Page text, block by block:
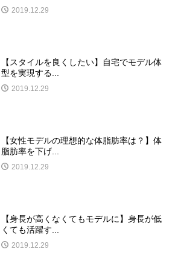
2019.12.29
【スタイルを良くしたい】自宅でモデル体
型を実現する...
2019.12.29
【女性モデルの理想的な体脂肪率は？】体
脂肪率を下げ...
2019.12.29
【身長が高くなくてもモデルに】身長が低
くても活躍す...
2019.12.29